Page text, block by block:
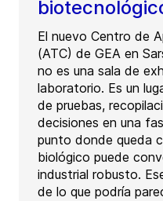
El nuevo Centro de
(ATC) de GEA en
no es una sala de
laboratorio. Es un
de pruebas,
decisiones en una
punto donde queda
biológico puede
industrial robusto.
de lo que podría